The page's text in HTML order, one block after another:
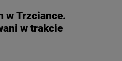
w Trzciance.
w trakcie